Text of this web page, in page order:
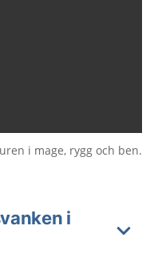
i mage, rygg och ben.
i